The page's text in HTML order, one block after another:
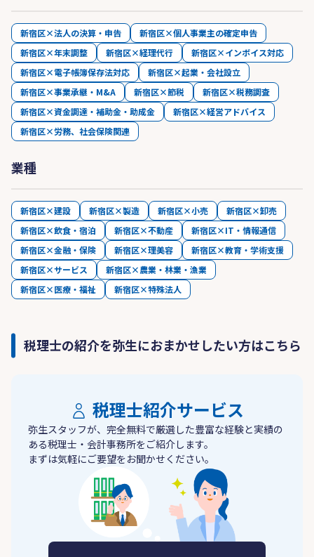
新宿区×法人の決算・申告
新宿区×個人事業主の確定申告
新宿区×年末調整
新宿区×経理代行
新宿区×インボイス対応
新宿区×電子帳簿保存法対応
新宿区×起業・会社設立
新宿区×事業承継・M&A
新宿区×節税
新宿区×税務調査
新宿区×資金調達・補助金・助成金
新宿区×経営アドバイス
新宿区×労務、社会保険関連
業種
新宿区×建設 新宿区×製造 新宿区×小売
新宿区×卸売
新宿区×飲食・宿泊
新宿区×不動産
新宿区×IT・情報通信
新宿区×金融・保険
新宿区×理美容
新宿区×教育・学術支援
新宿区×サービス
新宿区×農業・林業・漁業
新宿区×医療・福祉
新宿区×特殊法人
税理士の紹介を弥生におまかせしたい方はこちら
税理士紹介サービス
弥生スタッフが、完全無料で厳選した豊富な経験と実績の
ある税理士・会計事務所をご紹介します。
まずは気軽にご要望をお聞かせください。